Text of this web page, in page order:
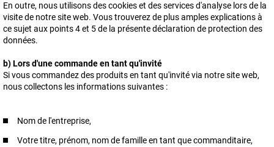
En outre, nous utilisons des cookies et des services d'analyse lors de la
visite de notre site web. Vous trouverez de plus amples explications à
ce sujet aux points 4 et 5 de la présente déclaration de protection des
données.
b) Lors d'une commande en tant qu'invité
Si vous commandez des produits en tant qu'invité via notre site web,
nous collectons les informations suivantes :
Nom de l'entreprise,
Votre titre, prénom, nom de famille en tant que commanditaire,